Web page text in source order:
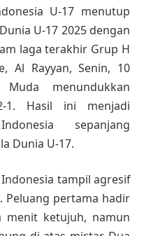
U-17 menutup
U-17 2025 dengan
laga terakhir Grup H
Al Rayyan, Senin, 10
menundukkan
1. Hasil ini menjadi
sepanjang
Dunia U-17.
tampil agresif
Peluang pertama hadir
menit ketujuh, namun